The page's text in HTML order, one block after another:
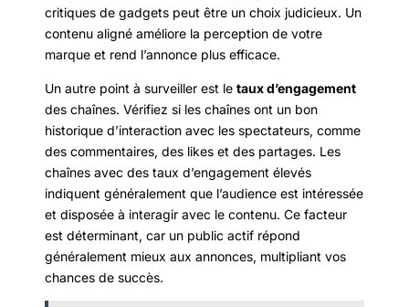
critiques de gadgets peut être un choix judicieux. Un
contenu aligné améliore la perception de votre
marque et rend l’annonce plus efficace.
Un autre point à surveiller est le taux d’engagement
des chaînes. Vérifiez si les chaînes ont un bon
historique d’interaction avec les spectateurs, comme
des commentaires, des likes et des partages. Les
chaînes avec des taux d’engagement élevés
indiquent généralement que l’audience est intéressée
et disposée à interagir avec le contenu. Ce facteur
est déterminant, car un public actif répond
généralement mieux aux annonces, multipliant vos
chances de succès.